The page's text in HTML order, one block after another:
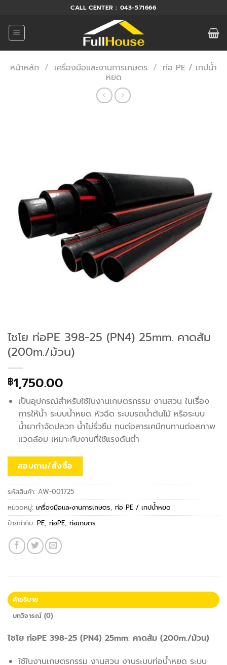
ยัง
เนื้อหา
CALL CENTER : 043-571666
หน้าหลัก / เครื่องมือและงานการเกษตร / ท่อ PE / เทปน้ำ
หยด
ไชโย ท่อPE 398-25 (PN4) 25mm. คาดส้ม
(200m./ม้วน)
฿1,750.00
เป็นอุปกรณ์สำหรับใช้ในงานเกษตรกรรม งานสวน ในเรื่อง
การให้น้ำ ระบบน้ำหยด หัวฉีด ระบบรดน้ำต้นไม้ หรือระบบ
น้ำยากำจัดปลวก น้ำไม่รั่วซึม ทนต่อสารเคมีทนทานต่อสภาพ
แวดล้อม เหมาะกับงานที่ใช้แรงดันต่ำ
สอบถาม/สั่งซื้อ
รหัสสินค้า: AW-001725
หมวดหมู่: เครื่องมือและงานการเกษตร, ท่อ PE / เทปน้ำหยด
ป้ายกำกับ: PE, ท่อPE, ท่อเกษตร
คำอธิบาย
บทวิจารณ์ (0)
ไชโย ท่อPE 398-25 (PN4) 25mm. คาดส้ม (200m./ม้วน)
ใช้ในงานเกษตรกรรม งานสวน งานระบบท่อน้ำหยด ระบบ